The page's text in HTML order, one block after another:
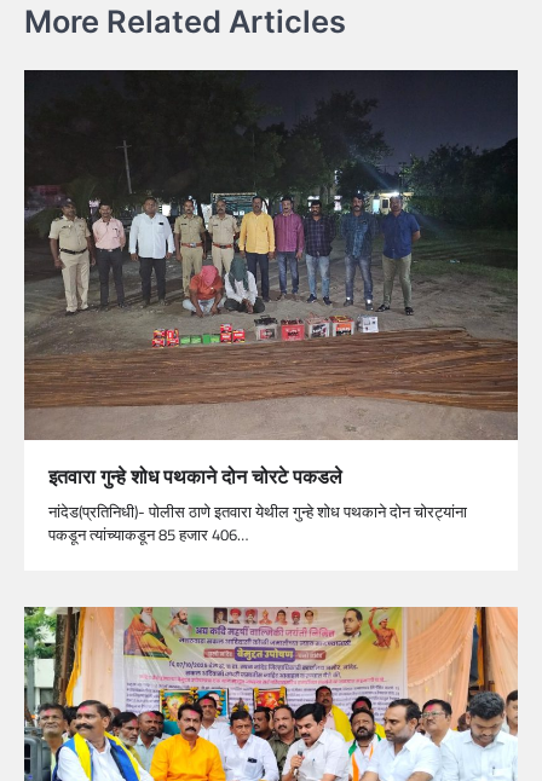
More Related Articles
इतवारा गुन्हे शोध पथकाने दोन चोरटे पकडले
नांदेड(प्रतिनिधी)- पोलीस ठाणे इतवारा येथील गुन्हे शोध पथकाने दोन चोरट्यांना
पकडून त्यांच्याकडून 85 हजार 406…